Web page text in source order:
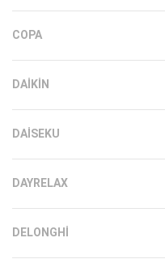
COPA
DAIKIN
DAISEKU
DAYRELAX
DELONGHI